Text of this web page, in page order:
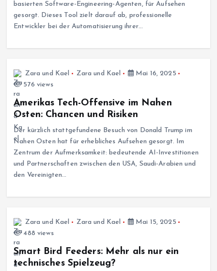
basierten Software-Engineering-Agenten, für Aufsehen
gesorgt. Dieses Tool zielt darauf ab, professionelle
Entwickler bei der Automatisierung ihrer…
Zara und Kael Zara und Kael
Mai 16, 2025
576 views
Amerikas Tech-Offensive im Nahen
Osten: Chancen und Risiken
Der kürzlich stattgefundene Besuch von Donald Trump im
Nahen Osten hat für erhebliches Aufsehen gesorgt. Im
Zentrum der Aufmerksamkeit: bedeutende AI-Investitionen
und Partnerschaften zwischen den USA, Saudi-Arabien und
den Vereinigten…
Zara und Kael Zara und Kael
Mai 15, 2025
488 views
Smart Bird Feeders: Mehr als nur ein
technisches Spielzeug?